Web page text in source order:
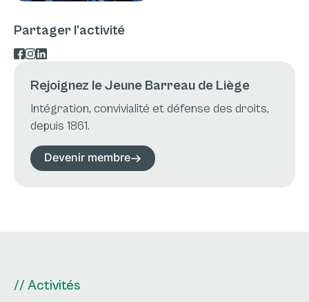
Partager l'activité
Rejoignez le Jeune Barreau de Liège
Intégration, convivialité et défense des droits,
depuis 1861.
Devenir membre
// Activités